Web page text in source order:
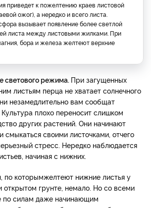
приведет к пожелтению краев листовой
ожог), а нередко и всего листа.
вызывает появление более светлой
листа между листовыми жилками. При
бора и железа желтеют верхние
светового режима. При загущенных
листьям перца не хватает солнечного
незамедлительно вам сообщат
плохо переносит слишком
других растений. Они начинают
смыкаться своими листочками, отчего
стресс. Нередко наблюдается
начиная с нижних.
по которымжелтеют нижние листья у
открытом грунте, немало. Но со всеми
по силам даже начинающим